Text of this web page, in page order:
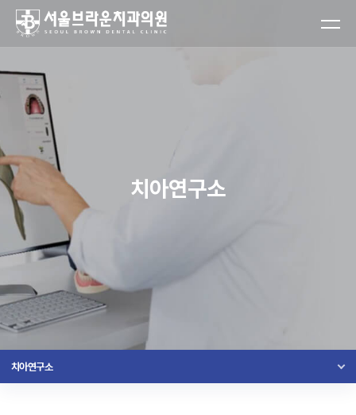
치아연구소
치아연구소